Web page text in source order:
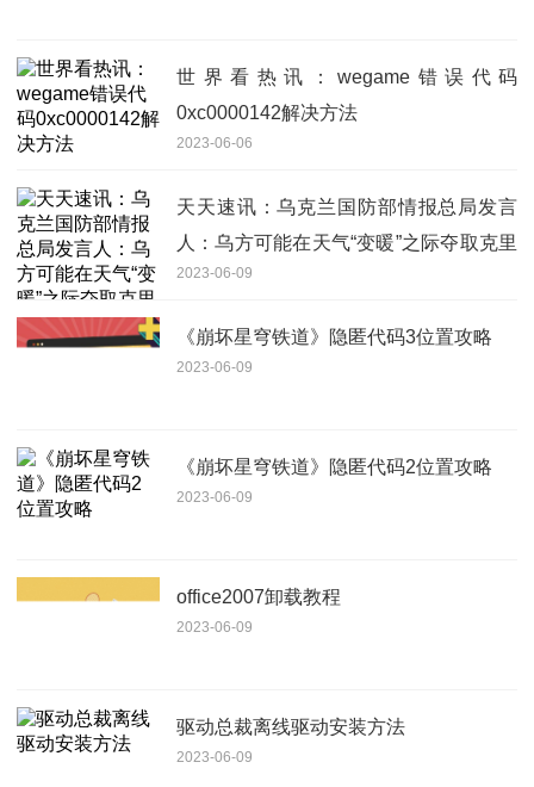
世界看热讯：wegame错误代码
0xc0000142解决方法
2023-06-06
天天速讯：乌克兰国防部情报总局发言
人：乌方可能在天气“变暖”之际夺取克里
米亚
2023-06-09
《崩坏星穹铁道》隐匿代码3位置攻略
2023-06-09
《崩坏星穹铁道》隐匿代码2位置攻略
2023-06-09
office2007卸载教程
2023-06-09
驱动总裁离线驱动安装方法
2023-06-09